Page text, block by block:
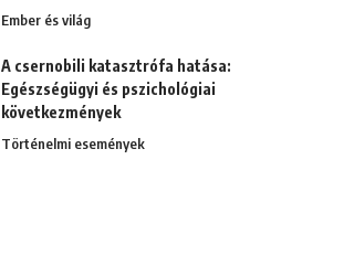
Ember és világ
A csernobili katasztrófa hatása:
Egészségügyi és pszichológiai
következmények
Történelmi események